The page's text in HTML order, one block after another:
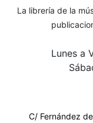
La librería de la
Lunes a
C/ Fernández